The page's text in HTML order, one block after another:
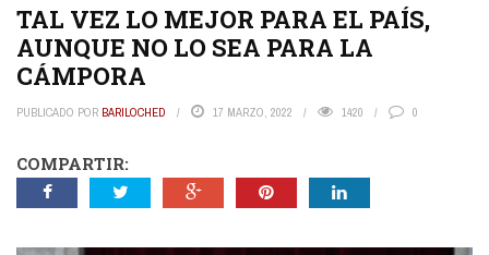
TAL VEZ LO MEJOR PARA EL PAÍS,
AUNQUE NO LO SEA PARA LA
CÁMPORA
PUBLICADO POR BARILOCHED 17 MARZO, 2022 1420 0
COMPARTIR: